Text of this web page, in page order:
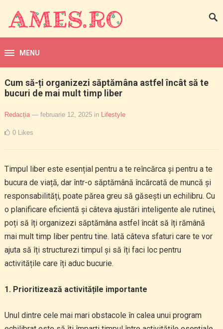
MENU
Cum să-ți organizezi săptămâna astfel încât să te
bucuri de mai mult timp liber
Redacția — februarie 12, 2025 in Lifestyle
0 Likes
Timpul liber este esențial pentru a te reîncărca și pentru a te
bucura de viață, dar într-o săptămână încărcată de muncă și
responsabilități, poate părea greu să găsești un echilibru. Cu
o planificare eficientă și câteva ajustări inteligente ale rutinei,
poți să îți organizezi săptămâna astfel încât să îți rămână
mai mult timp liber pentru tine. Iată câteva sfaturi care te vor
ajuta să îți structurezi timpul și să îți faci loc pentru
activitățile care îți aduc bucurie.
1. Prioritizează activitățile importante
Unul dintre cele mai mari obstacole în calea unui program